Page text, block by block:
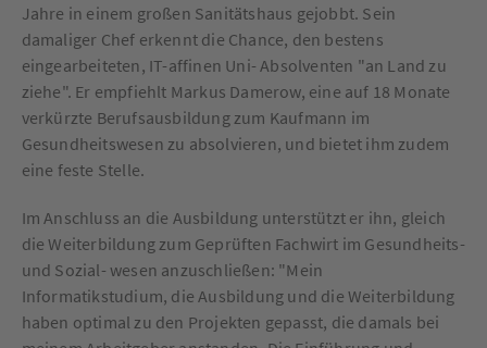
Jahre in einem großen Sanitätshaus gejobbt. Sein
damaliger Chef erkennt die Chance, den bestens
eingearbeiteten, IT-affinen Uni- Absolventen "an Land zu
ziehe". Er empfiehlt Markus Damerow, eine auf 18 Monate
verkürzte Berufsausbildung zum Kaufmann im
Gesundheitswesen zu absolvieren, und bietet ihm zudem
eine feste Stelle.
Im Anschluss an die Ausbildung unterstützt er ihn, gleich
die Weiterbildung zum Geprüften Fachwirt im Gesundheits-
und Sozial- wesen anzuschließen: "Mein
Informatikstudium, die Ausbildung und die Weiterbildung
haben optimal zu den Projekten gepasst, die damals bei